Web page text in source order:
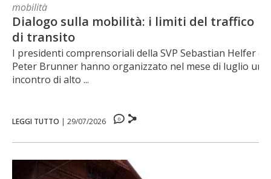
mobilità
Dialogo sulla mobilità: i limiti del traffico
di transito
I presidenti comprensoriali della SVP Sebastian Helfer e
Peter Brunner hanno organizzato nel mese di luglio un
incontro di alto ...
LEGGI TUTTO |29/07/2026 0